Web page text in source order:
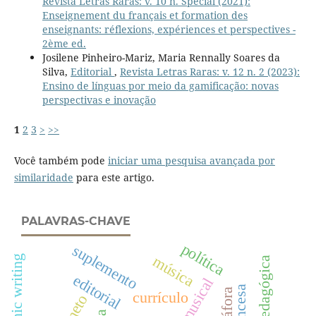
Enseignement du français et formation des
enseignants: réflexions, expériences et perspectives -
2ème ed.
Josilene Pinheiro-Mariz, Maria Rennally Soares da
Silva, Editorial , Revista Letras Raras: v. 12 n. 2 (2023):
Ensino de línguas por meio da gamificação: novas
perspectivas e inovação
1 2 3 > >>
Você também pode iniciar uma pesquisa avançada por
similaridade para este artigo.
PALAVRAS-CHAVE
editorial currículo
suplemento músicapolítica